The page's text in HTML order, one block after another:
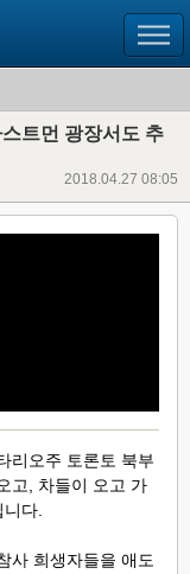
트먼 광장서도 추
2018.04.27 08:05
리오주 토론토 북부
고, 차들이 오고 가
다.
사 희생자들을 애도